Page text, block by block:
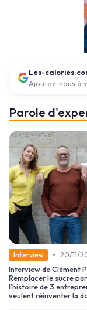
Les-
Ajoutez-nous à
Parole
Interview • 20/11/
Interview de Clément
Remplacer le sucre
l’histoire de 3
veulent réinventer la